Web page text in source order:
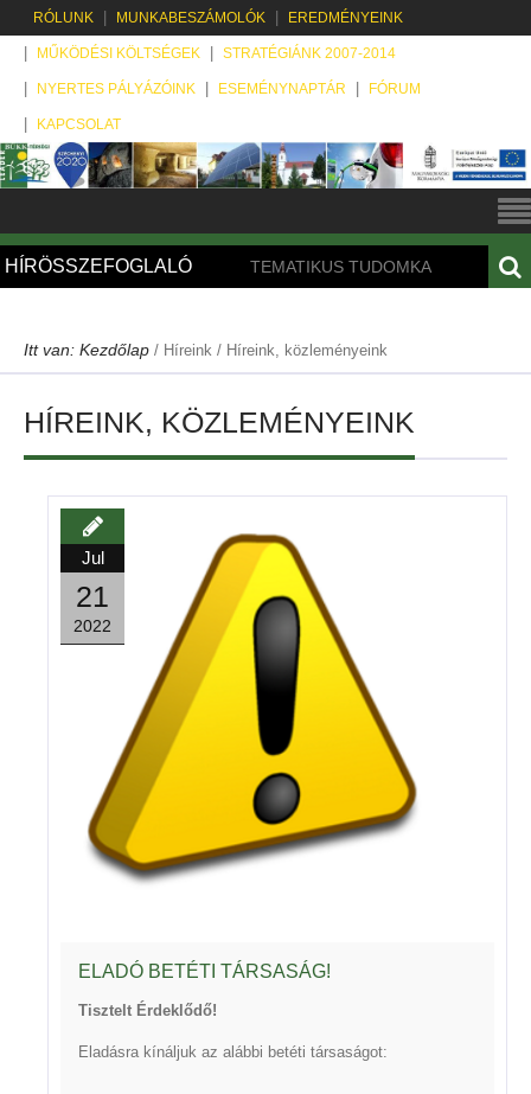
RÓLUNK MUNKABESZÁMOLÓK EREDMÉNYEINK
MŰKÖDÉSI KÖLTSÉGEK STRATÉGIÁNK 2007-2014
NYERTES PÁLYÁZÓINK ESEMÉNYNAPTÁR FÓRUM
KAPCSOLAT
HÍRÖSSZEFOGLALÓ
TEMATIKUS TUDOMKA KÖZPONT fóruma – Tard,
Itt van: Kezdőlap / Híreink / Híreink, közleményeink
HÍREINK, KÖZLEMÉNYEINK
Jul
21
2022
ELADÓ BETÉTI TÁRSASÁG!
Tisztelt Érdeklődő!
Eladásra kínáljuk az alábbi betéti társaságot: